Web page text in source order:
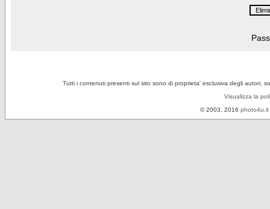
Tutti i contenuti presenti sul sito sono di proprieta' esclusiva degli autori,
Visualizza la
© 2003, 2016 photo4u.it